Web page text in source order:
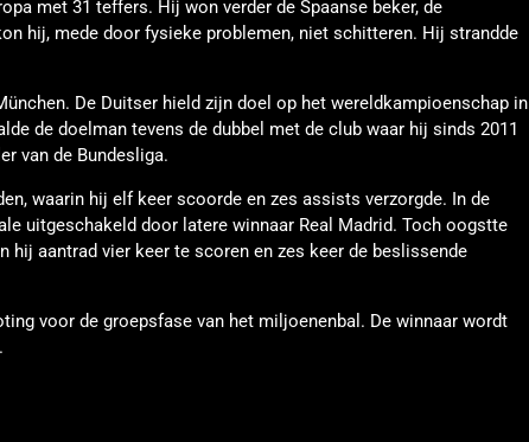
met 31 teffers. Hij won verder de Spaanse beker, de
hij, mede door fysieke problemen, niet schitteren. Hij strandde
De Duitser hield zijn doel op het wereldkampioenschap in
de doelman tevens de dubbel met de club waar hij sinds 2011
van de Bundesliga.
waarin hij elf keer scoorde en zes assists verzorgde. In de
uitgeschakeld door latere winnaar Real Madrid. Toch oogstte
hij aantrad vier keer te scoren en zes keer de beslissende
voor de groepsfase van het miljoenenbal. De winnaar wordt